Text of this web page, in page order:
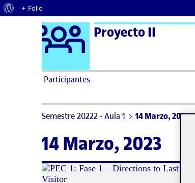
Acerca de WordPress
+ Folio
Saltar al contenido Logo Ágora
Proyecto II
Participantes
Semestre 20222 - Aula 1 14 Marzo, 2023
14 Marzo, 2023